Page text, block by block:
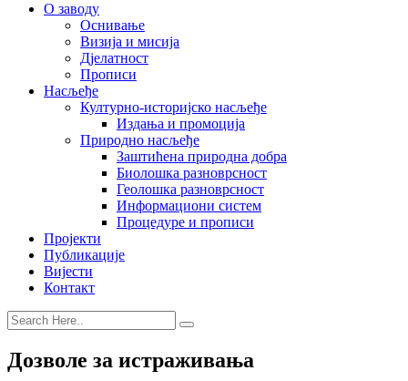
О заводу
Оснивање
Визија и мисија
Дјелатност
Прописи
Насљеђе
Културно-историјско насљеђе
Издања и промоција
Природно насљеђе
Заштићена природна добра
Биолошка разноврсност
Геолошка разноврсност
Информациони систем
Процедуре и прописи
Пројекти
Публикације
Вијести
Контакт
Дозволе за истраживања